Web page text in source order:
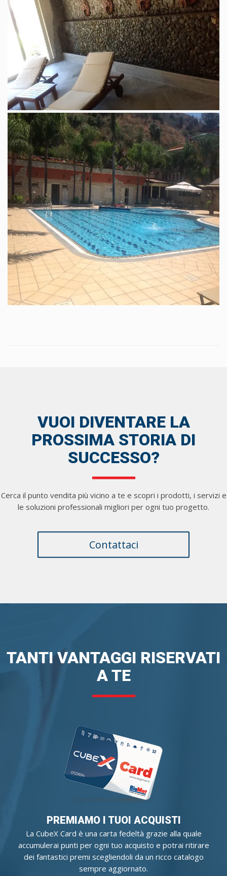
VUOI DIVENTARE LA
PROSSIMA STORIA DI
SUCCESSO?
Cerca il punto vendita più vicino a te e scopri i prodotti, i servizi e
le soluzioni professionali migliori per ogni tuo progetto.
Contattaci
TANTI VANTAGGI RISERVATI
A TE
PREMIAMO I TUOI ACQUISTI
La CubeX Card è una carta fedeltà grazie alla quale
accumulerai punti per ogni tuo acquisto e potrai ritirare
dei fantastici premi scegliendoli da un ricco catalogo
sempre aggiornato.